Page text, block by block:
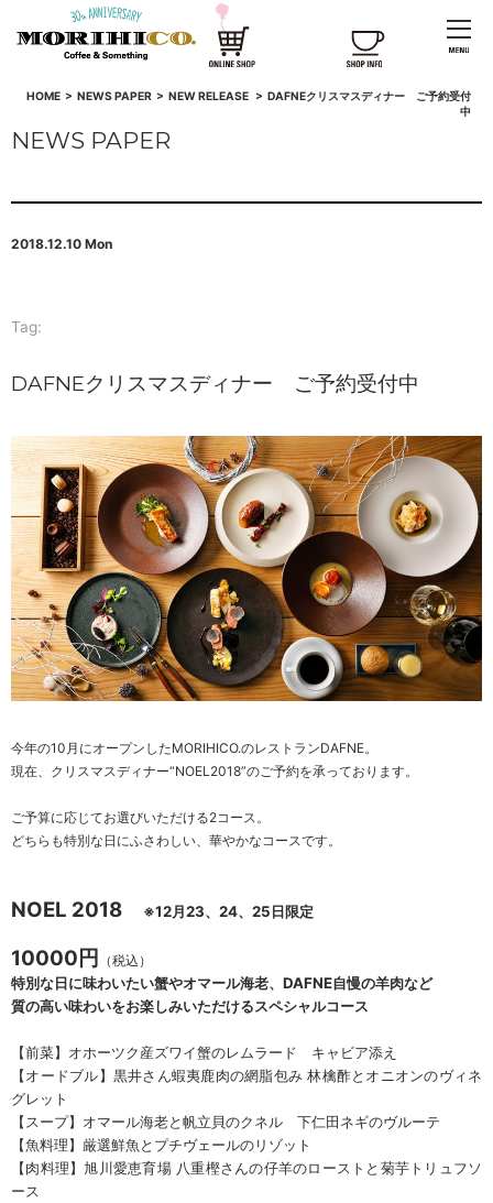
HOME> NEWS PAPER> NEW RELEASE > DAFNEクリスマスディナー ご予約受付
中
NEWS PAPER
2018.12.10 Mon
Tag:
DAFNEクリスマスディナー ご予約受付中
今年の10月にオープンしたMORIHICO.のレストランDAFNE。
現在、クリスマスディナー“NOEL2018”のご予約を承っております。
ご予算に応じてお選びいただける2コース。
どちらも特別な日にふさわしい、華やかなコースです。
NOEL 2018 ※12月23、24、25日限定
10000円 （税込）
特別な日に味わいたい蟹やオマール海老、DAFNE自慢の羊肉など
質の高い味わいをお楽しみいただけるスペシャルコース
【前菜】オホーツク産ズワイ蟹のレムラード キャビア添え
【オードブル】黒井さん蝦夷鹿肉の網脂包み 林檎酢とオニオンのヴィネ
グレット
【スープ】オマール海老と帆立貝のクネル 下仁田ネギのヴルーテ
【魚料理】厳選鮮魚とプチヴェールのリゾット
【肉料理】旭川愛恵育場 八重樫さんの仔羊のローストと菊芋トリュフソ
ース